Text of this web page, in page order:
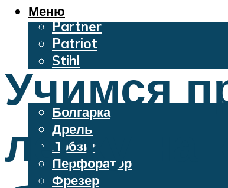
Oleo-Mac
Partner
Patriot
Stihl
Бензопилы
Электроинструменты
Болгарка
Дрель
Лобзик
Перфоратор
Фрезер
Меню
Учимся
леску на